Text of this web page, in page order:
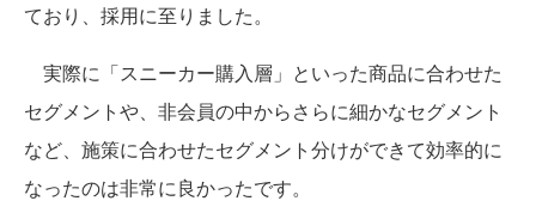
ており、採用に至りました。
実際に「スニーカー購入層」といった商品に合わせた
セグメントや、非会員の中からさらに細かなセグメント
など、施策に合わせたセグメント分けができて効率的に
なったのは非常に良かったです。